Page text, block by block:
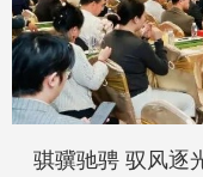
骐骥驰骋 驭风逐